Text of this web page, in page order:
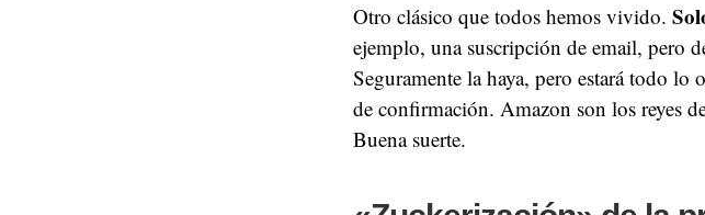
Otro clásico que todos hemos vivido.
ejemplo, una suscripción de email, pero
Seguramente la haya, pero estará todo lo
de confirmación. Amazon son los reyes
Buena suerte.